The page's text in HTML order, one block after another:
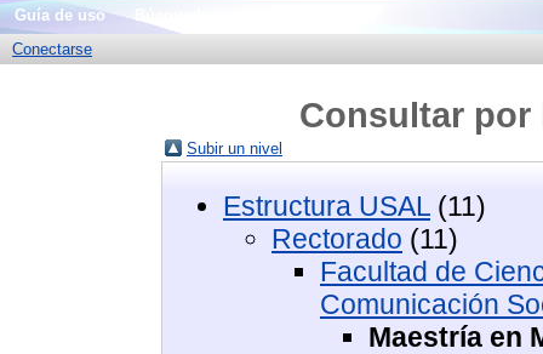
Guía de uso
Conectarse
Consultar
Subir un nivel
Estructura USAL (11)
Rectorado (11)
Facultad de
Comunicación
Maestría en